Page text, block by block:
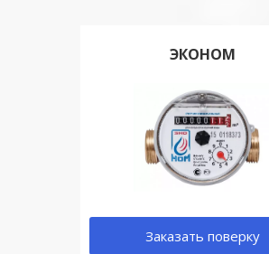
ЭКОНОМ
Заказать поверку